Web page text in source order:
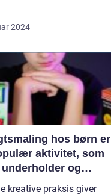
2024
hos børn er
aktivitet, som
underholder og
de små
kreative praksis giver